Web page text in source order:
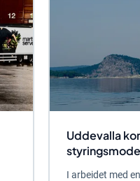
Uddevalla
I arbeidet med